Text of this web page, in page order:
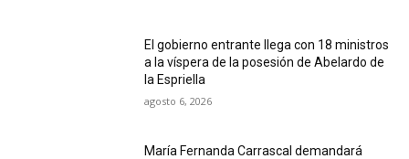
El gobierno entrante llega con 18 ministros
a la víspera de la posesión de Abelardo de
la Espriella
agosto 6, 2026
María Fernanda Carrascal demandará